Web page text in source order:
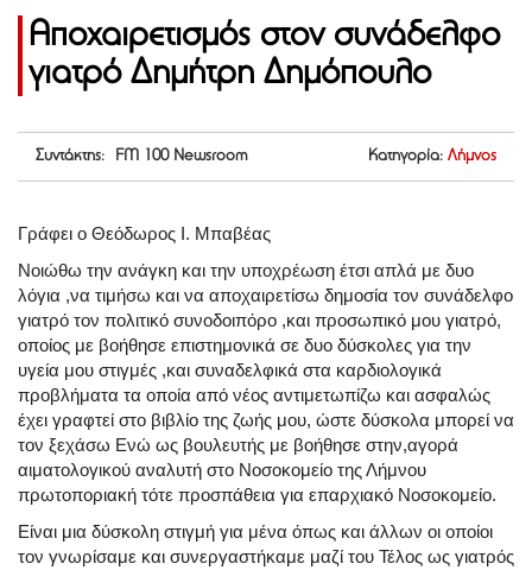
Αποχαιρετισμός στον συνάδελφο
γιατρό Δημήτρη Δημόπουλο
Συντάκτης: FM 100 Newsroom Κατηγορία: Λήμνος
Γράφει ο Θεόδωρος Ι. Μπαβέας
Νοιώθω την ανάγκη και την υποχρέωση έτσι απλά με δυο
λόγια ,να τιμήσω και να αποχαιρετίσω δημοσία τον συνάδελφο
γιατρό τον πολιτικό συνοδοιπόρο ,και προσωπικό μου γιατρό,
οποίος με βοήθησε επιστημονικά σε δυο δύσκολες για την
υγεία μου στιγμές ,και συναδελφικά στα καρδιολογικά
προβλήματα τα οποία από νέος αντιμετωπίζω και ασφαλώς
έχει γραφτεί στο βιβλίο της ζωής μου, ώστε δύσκολα μπορεί να
τον ξεχάσω Ενώ ως βουλευτής με βοήθησε στην,αγορά
αιματολογικού αναλυτή στο Νοσοκομείο της Λήμνου
πρωτοποριακή τότε προσπάθεια για επαρχιακό Νοσοκομείο.
Είναι μια δύσκολη στιγμή για μένα όπως και άλλων οι οποίοι
τον γνωρίσαμε και συνεργαστήκαμε μαζί του Τέλος ως γιατρός